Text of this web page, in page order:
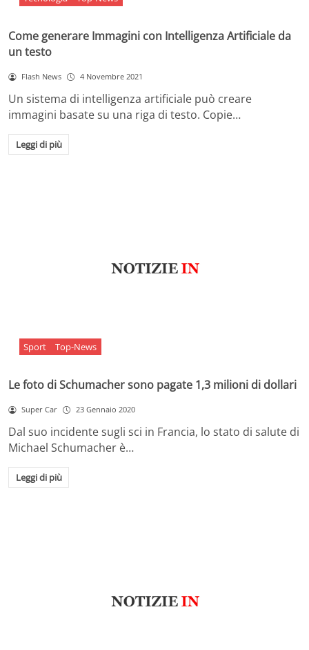
Come generare Immagini con Intelligenza Artificiale da
un testo
Flash News 4 Novembre 2021
Un sistema di intelligenza artificiale può creare
immagini basate su una riga di testo. Copie…
Leggi di più
Sport Top-News
Le foto di Schumacher sono pagate 1,3 milioni di dollari
Super Car 23 Gennaio 2020
Dal suo incidente sugli sci in Francia, lo stato di salute di
Michael Schumacher è…
Leggi di più